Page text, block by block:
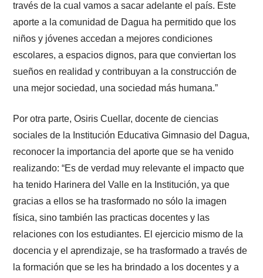
través de la cual vamos a sacar adelante el país. Este
aporte a la comunidad de Dagua ha permitido que los
niños y jóvenes accedan a mejores condiciones
escolares, a espacios dignos, para que conviertan los
sueños en realidad y contribuyan a la construcción de
una mejor sociedad, una sociedad más humana.”
Por otra parte, Osiris Cuellar, docente de ciencias
sociales de la Institución Educativa Gimnasio del Dagua,
reconocer la importancia del aporte que se ha venido
realizando: “Es de verdad muy relevante el impacto que
ha tenido Harinera del Valle en la Institución, ya que
gracias a ellos se ha trasformado no sólo la imagen
física, sino también las practicas docentes y las
relaciones con los estudiantes. El ejercicio mismo de la
docencia y el aprendizaje, se ha trasformado a través de
la formación que se les ha brindado a los docentes y a